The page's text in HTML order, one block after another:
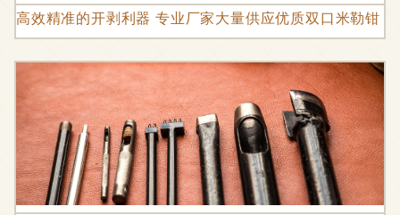
高效精准的开剥利器 专业厂家大量供应优质双口米勒钳